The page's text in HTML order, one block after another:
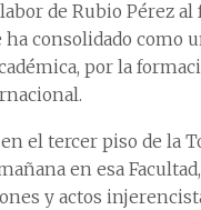
de Rubio Pérez
consolidado como
por la
el tercer piso de la
en esa
y actos